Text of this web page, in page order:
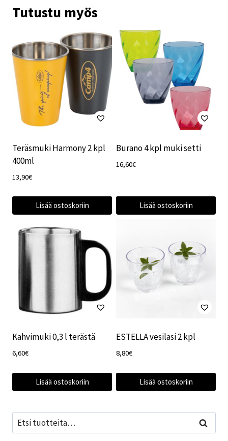
Tutustu myös
Teräsmuki Harmony 2 kpl
400ml
13,90€
Lisää ostoskoriin
Burano 4 kpl muki setti
16,60€
Lisää ostoskoriin
Kahvimuki 0,3 l terästä
6,60€
Lisää ostoskoriin
ESTELLA vesilasi 2 kpl
8,80€
Lisää ostoskoriin
Etsi: Haku